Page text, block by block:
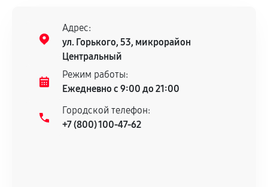
Адрес:
ул. Горького, 53, микрорайон
Центральный
Режим работы:
Ежедневно с 9:00 до 21:00
Городской телефон:
+7 (800) 100-47-62